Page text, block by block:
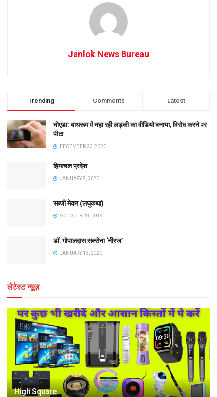
Janlok News Bureau
Trending Comments Latest
नोएडा: बाथरूम में नहा रही लड़की का वीडियो बनाया, विरोध करने पर
पीटा
DECEMBER 23, 2020
हिमाचल प्रदेश
JANUARY 8, 2020
सब्ज़ी मेकर (लघुकथा)
OCTOBER 28, 2019
डॉ. गोपालदास सक्सेना ‘नीरज’
JANUARY 13, 2020
लेटेस्ट न्यूज़
High Square